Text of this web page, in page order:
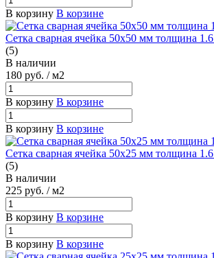
В корзину В корзине
Сетка сварная ячейка 50х50 мм толщина
(5)
В наличии
180 руб. / м2
В корзину В корзине
В корзину В корзине
Сетка сварная ячейка 50х25 мм толщина
(5)
В наличии
225 руб. / м2
В корзину В корзине
В корзину В корзине